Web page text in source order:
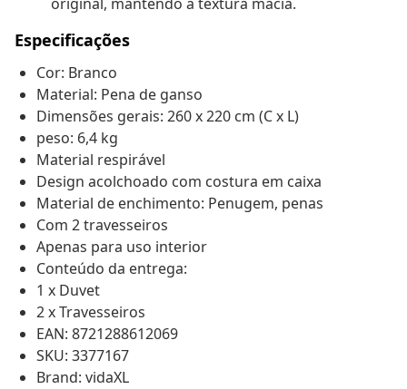
Especificações
Cor: Branco
Material: Pena de ganso
Dimensões gerais: 260 x 220 cm (C x L)
peso: 6,4 kg
Material respirável
Design acolchoado com costura em caixa
Material de enchimento: Penugem, penas
Com 2 travesseiros
Apenas para uso interior
Conteúdo da entrega:
1 x Duvet
2 x Travesseiros
EAN: 8721288612069
SKU: 3377167
Brand: vidaXL